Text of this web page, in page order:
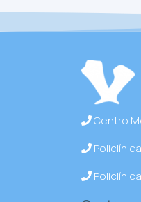
Centro